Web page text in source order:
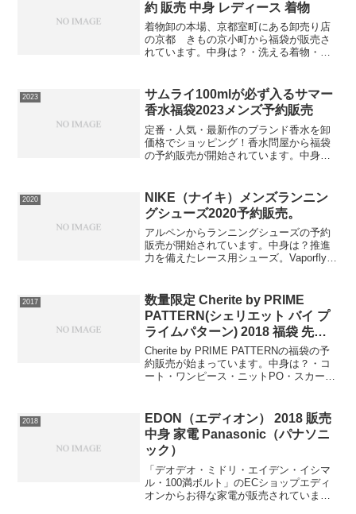
約 販売 中身 レディース 着物
着物卸の本場、京都室町にある卸売り店
の京都 きもの京小町から福袋が販売さ
れています。中身は？・洗える着物・洗
リップ・衿芯1本前板・マジックベルト・
伊達締め・足袋・腰ひも...
2023
サムライ100mlが必ず入るサマー
香水福袋2023メンズ予約販売
定番・人気・最新作のブランド香水を卸
価格でショッピング！香水問屋から福袋
の予約販売が開始されています。中身
ンズ用、箱なし などアウトレット品）・
ヘアワックス、デ...
2020
NIKE（ナイキ）メンズランニン
グシューズ2020予約販売。
アルペンからランニングシューズの予約
販売が開始されています。中身は？推進
力を備えたレース用シューズ。Vaporflyを
ューズ。カーボンファイバープレートが
持つ推進力で、...
2017
数量限定 Cherite by PRIME
PATTERN(シェリエット バイ プ
ライムパターン) 2018 福袋 先行
予約販売 レディース 中身 ファッ
ション
Cherite by PRIME PATTERNの福袋の予
約販売が始まっています。中身は？・コ
ート・ワンピース・ニットPO・スカート
ードローブが充実...
2018
EDON（エディオン） 2018 販売
中身 家電 Panasonic（パナソニ
ック）
「デオデオ・ミドリ・エイデン・イシマ
ル・100満ボルト」のECショップエディ
オンからお得な家電が販売されていま